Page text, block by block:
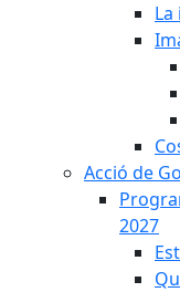
Acció de
2027